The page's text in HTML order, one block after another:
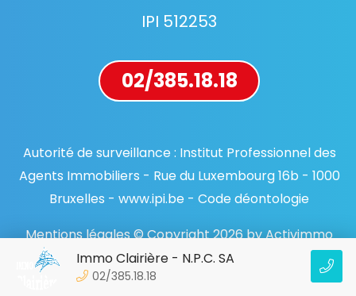
Immo Clairière - N.P.C. SA
02/385.18.18
IPI 512253
02/385.18.18
Autorité de surveillance : Institut Professionnel des
Agents Immobiliers - Rue du Luxembourg 16b - 1000
Bruxelles - www.ipi.be - Code déontologie
Mentions légales © Copyright 2026 by Activimmo